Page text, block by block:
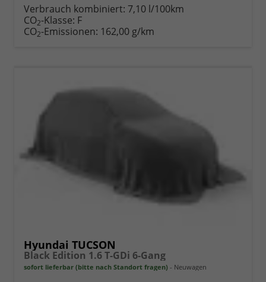
Verbrauch kombiniert: 7,10 l/100km
CO2-Klasse: F
CO2-Emissionen: 162,00 g/km
Hyundai TUCSON
Black Edition 1.6 T-GDi 6-Gang
sofort lieferbar (bitte nach Standort fragen) Neuwagen